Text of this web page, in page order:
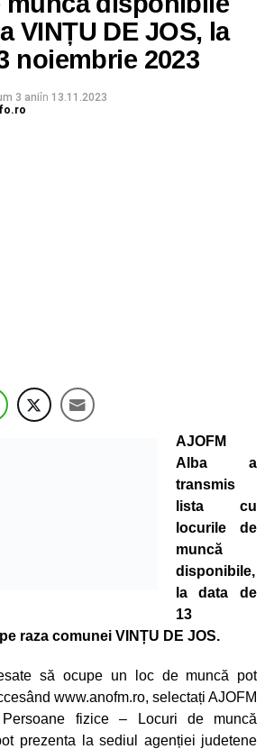
VINȚU DE JOS, la
noiembrie 2023
3 aniîn 13.11.2023
AJOFM
Alba a
transmis
lista cu
locurile de
muncă
disponibile,
la data de
13
raza comunei VINȚU DE JOS.
să ocupe un loc de muncă pot
www.anofm.ro, selectați AJOFM
fizice – Locuri de muncă
prezenta la sediul agenției judetene